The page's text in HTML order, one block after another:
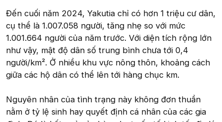
Đến cuối năm 2024, Yakutia chỉ có hơn 1 triệu cư dân,
cụ thể là 1.007.058 người, tăng nhẹ so với mức
1.001.664 người của năm trước. Với diện tích rộng lớn
như vậy, mật độ dân số trung bình chưa tới 0,4
người/km². Ở nhiều khu vực nông thôn, khoảng cách
giữa các hộ dân có thể lên tới hàng chục km.
Nguyên nhân của tình trạng này không đơn thuần
nằm ở tỷ lệ sinh hay quyết định cá nhân của các gia